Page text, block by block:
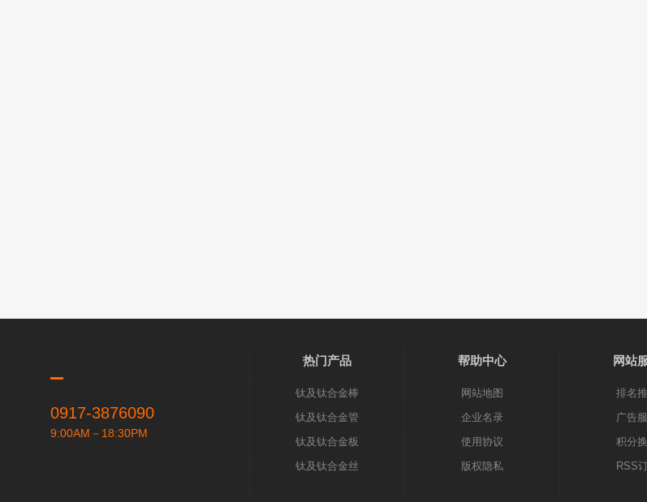
0917-3876090
9:00AM－18:30PM
热门产品
钛及钛合金棒
钛及钛合金管
钛及钛合金板
钛及钛合金丝
帮助中心
网站地图
企业名录
使用协议
版权隐私
网站
排名
广告
积分
RSS